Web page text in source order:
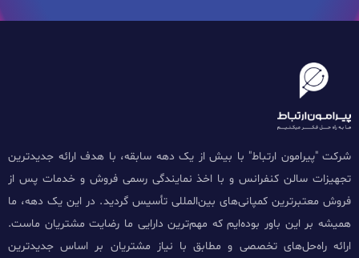
شرکت "پیرامون ارتباط" با بیش از یک دهه سابقه، با هدف ارائه جدیدترین
تجهیزات سالن کنفرانس و با اخذ نمایندگی رسمی فروش و خدمات پس از
فروش معتبرترین کمپانی‌های بین‌المللی تأسیس گردید. در این یک دهه، ما
همیشه بر این باور بوده‌ایم که مهم‌ترین دارایی ما رضایت مشتریان ماست.
ارائه راه‌حل‌های تخصصی و مطابق با نیاز مشتریان بر اساس جدیدترین